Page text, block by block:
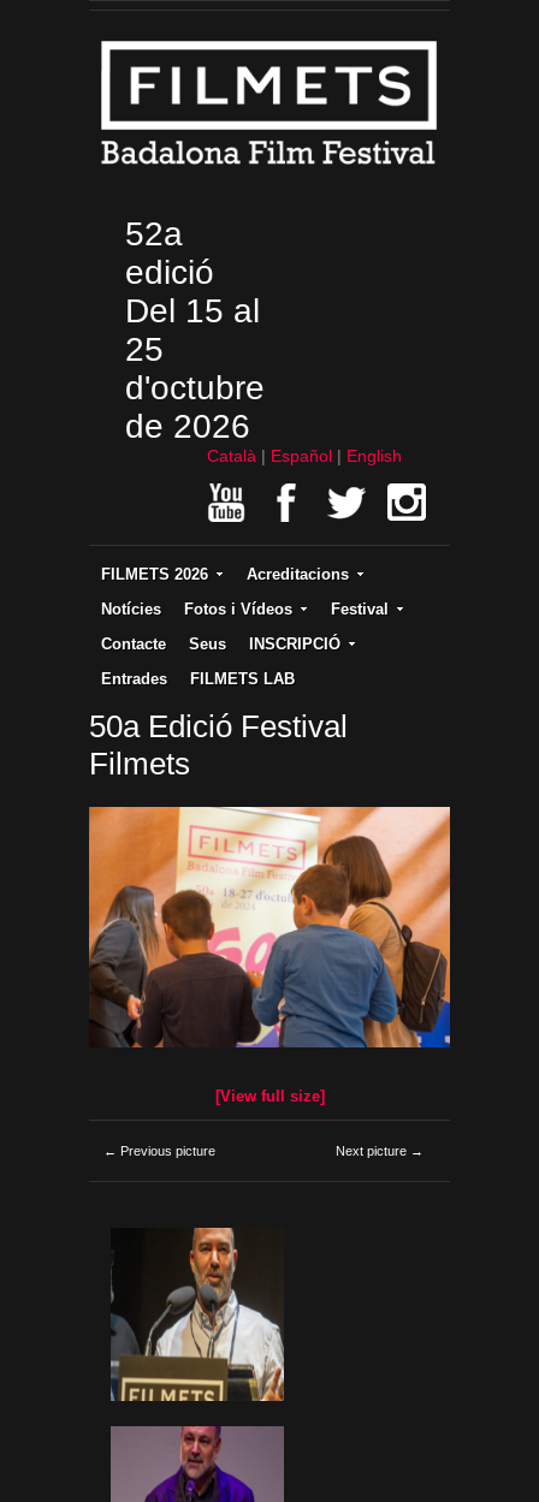
52a
edició
Del 15 al
25
d'octubre
de 2026
Català Español English
FILMETS 2026
Acreditacions
Notícies
Fotos i Vídeos
Festival
Contacte
Seus
INSCRIPCIÓ
Entrades
FILMETS LAB
50a Edició Festival
Filmets
[View full size]
← Previous picture Next picture →